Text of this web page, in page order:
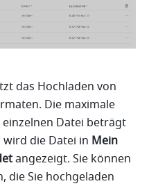
das Hochladen von
Die maximale
Datei beträgt
wird die Datei in Mein
angezeigt. Sie können
die Sie hochgeladen